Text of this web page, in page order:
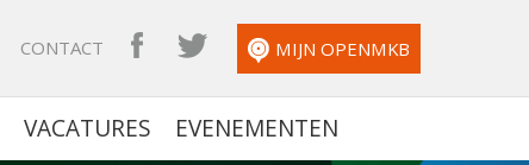
CONTACT OPENMKB FACEBOOK
OPENMKB TWITTER
MIJN OPENMKB
VACATURES EVENEMENTEN